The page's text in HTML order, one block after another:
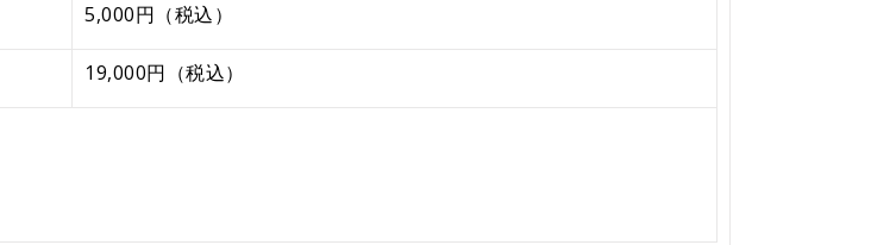
5,000円（税込）
19,000円（税込）